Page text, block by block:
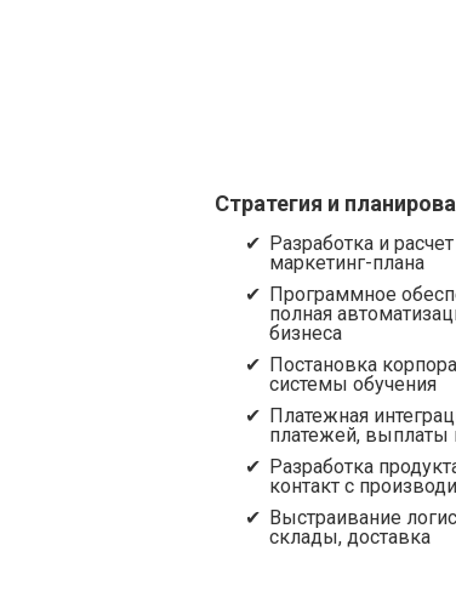
Стратегия и
Разработка и расчет
маркетинг-плана
Программное
полная
бизнеса
Постановка
системы обучения
Платежная
платежей, выплаты
Разработка
контакт с
Выстраивание
склады, доставка